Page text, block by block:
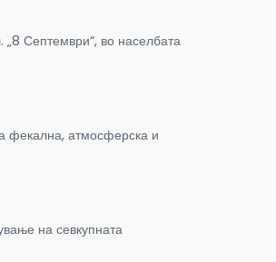
„8 Септември“, во населбата
фекална, атмосферска и
на севкупната